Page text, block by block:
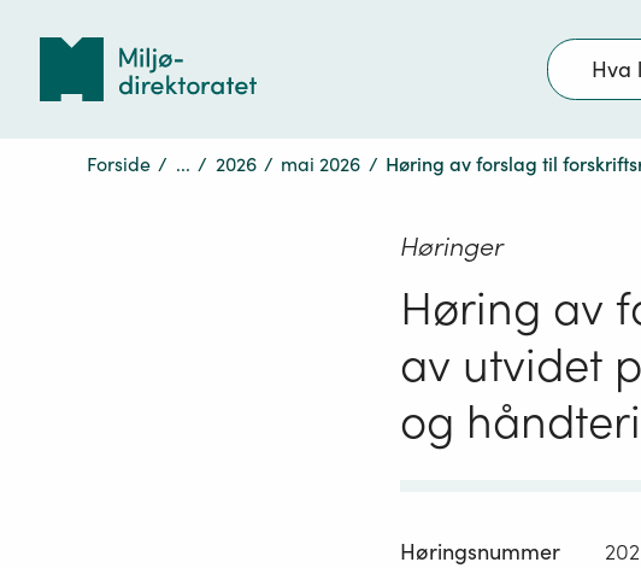
Søk
Forside / ... / 2026 / mai 2026 / Høring av forslag til
Høringer
Høring av
av utvidet
og
Høringsnummer